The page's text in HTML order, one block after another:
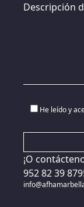
Descripción
He leído y
¡O
952 82 39 87